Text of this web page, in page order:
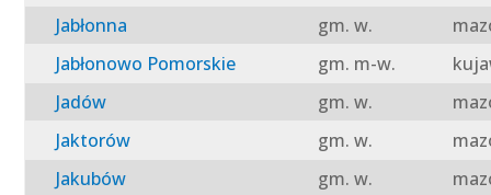
Jabłonna
gm. w.
Jabłonowo Pomorskie
gm. m-w.
Jadów
gm. w.
Jaktorów
gm. w.
Jakubów
gm. w.